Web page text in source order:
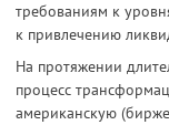
требованиям к
к привлечению
На протяжении
процесс
американскую